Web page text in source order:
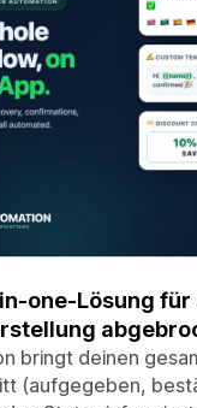
one-Lösung
bringt deinen
(aufgegeben,